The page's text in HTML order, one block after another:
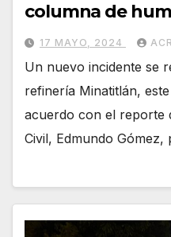
columna de
17 MAYO, 2024
Un nuevo incidente se
refinería Minatitlán,
acuerdo con el reporte
Civil, Edmundo